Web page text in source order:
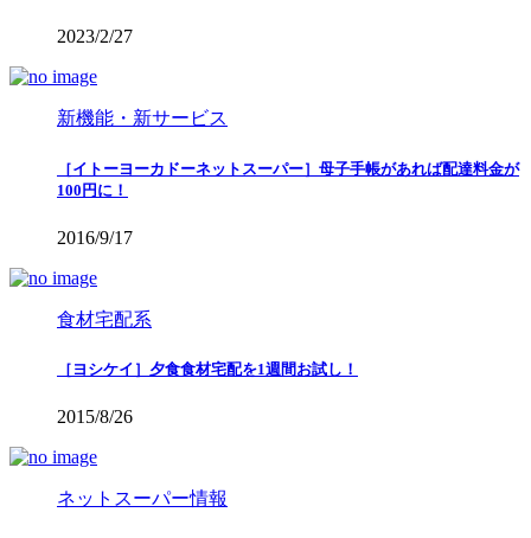
2023/2/27
新機能・新サービス
［イトーヨーカドーネットスーパー］母子手帳があれば配達料金が
100円に！
2016/9/17
食材宅配系
［ヨシケイ］夕食食材宅配を1週間お試し！
2015/8/26
ネットスーパー情報